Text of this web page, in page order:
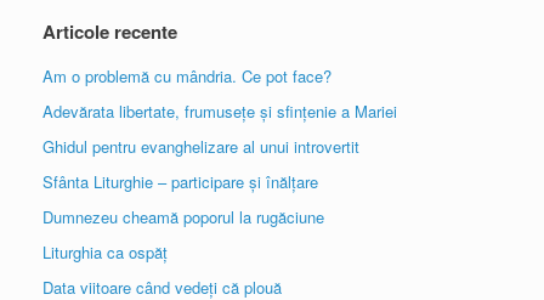
Articole recente
Am o problemă cu mândria. Ce pot face?
Adevărata libertate, frumusețe și sfințenie a Mariei
Ghidul pentru evanghelizare al unui introvertit
Sfânta Liturghie – participare și înălțare
Dumnezeu cheamă poporul la rugăciune
Liturghia ca ospăț
Data viitoare când vedeți că plouă